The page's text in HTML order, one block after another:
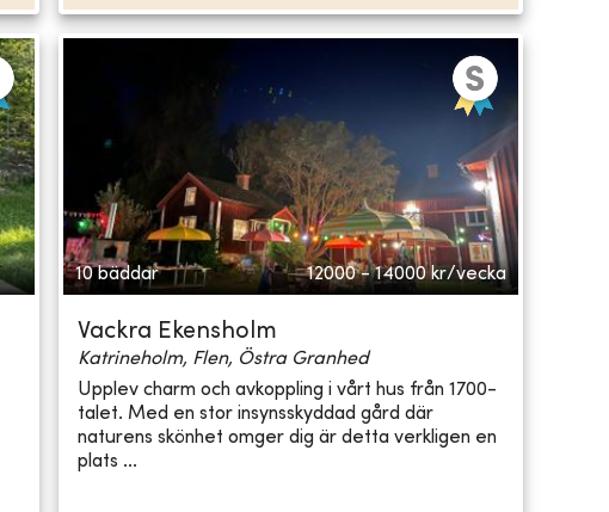
10 bäddar 12000 - 14000 kr/vecka
Vackra Ekensholm
Katrineholm, Flen, Östra Granhed
Upplev charm och avkoppling i vårt hus från 1700-
talet. Med en stor insynsskyddad gård där
naturens skönhet omger dig är detta verkligen en
plats ...